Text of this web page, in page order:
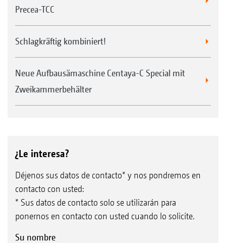
Precea-TCC
Schlagkräftig kombiniert!
Neue Aufbausämaschine Centaya-C Special mit
Zweikammerbehälter
¿Le interesa?
Déjenos sus datos de contacto* y nos pondremos en
contacto con usted:
* Sus datos de contacto solo se utilizarán para
ponernos en contacto con usted cuando lo solicite.
Su nombre